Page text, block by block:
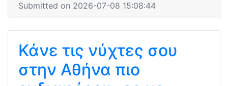
Submitted on 2026-07-08 15:08:44
Κάνε τις νύχτες σου
στην Αθήνα πιο